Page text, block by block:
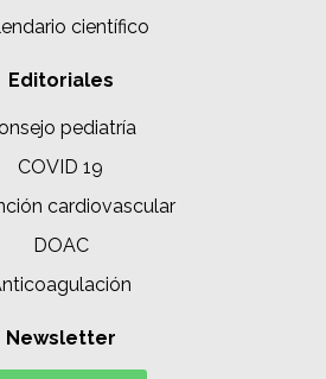
científico
Editoriales
pediatría
COVID 19
cardiovascular
DOAC
Newsletter